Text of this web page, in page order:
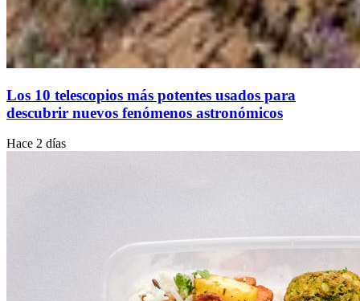
Los 10 telescopios más potentes usados para
descubrir nuevos fenómenos astronómicos
Hace 2 días